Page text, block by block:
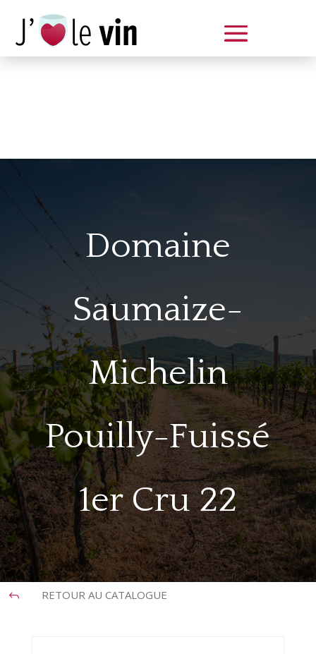
Domaine
Saumaize-
Michelin
Pouilly-Fuissé
1er Cru 22
J RETOUR AU CATALOGUE